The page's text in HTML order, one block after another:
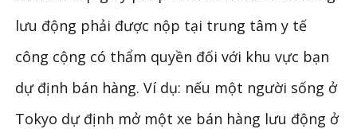
lưu động phải được nộp tại trung tâm y tế
công cộng có thẩm quyền đối với khu vực bạn
dự định bán hàng. Ví dụ: nếu một người sống ở
Tokyo dự định mở một xe bán hàng lưu động ở